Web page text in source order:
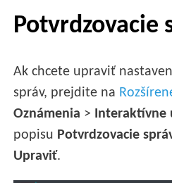
Potvrdzovacie
Ak chcete upraviť
správ, prejdite na
Oznámenia > Interaktívne
popisu Potvrdzovacie
Upraviť.